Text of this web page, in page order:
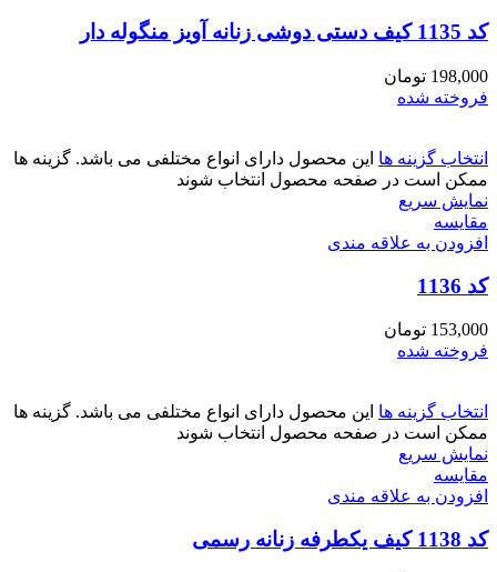
کد 1135 کیف دستی دوشی زنانه آویز منگوله دار
198,000 تومان
فروخته شده
انتخاب گزینه ها این محصول دارای انواع مختلفی می باشد. گزینه ها
ممکن است در صفحه محصول انتخاب شوند
نمایش سریع
مقايسه
افزودن به علاقه مندی
کد 1136
153,000 تومان
فروخته شده
انتخاب گزینه ها این محصول دارای انواع مختلفی می باشد. گزینه ها
ممکن است در صفحه محصول انتخاب شوند
نمایش سریع
مقايسه
افزودن به علاقه مندی
کد 1138 کیف یکطرفه زنانه رسمی